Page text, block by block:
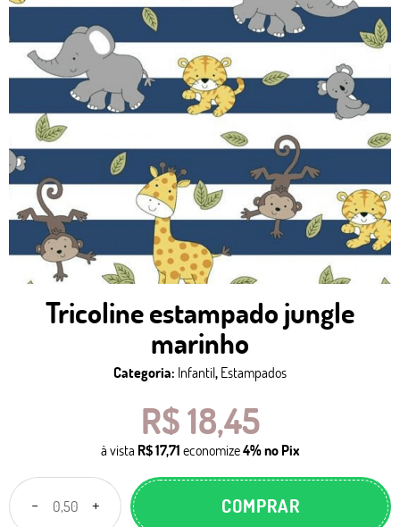
Tricoline estampado jungle
marinho
Categoria: Infantil, Estampados
R$ 18,45
à vista R$ 17,71 economize4%no Pix
COMPRAR